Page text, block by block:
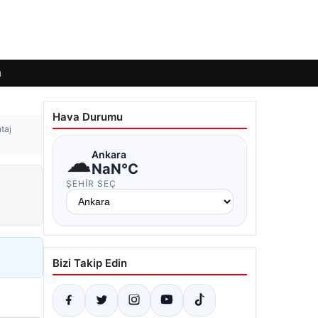
Hava Durumu
☁Ankara
NaN°C
ŞEHIR SEÇ
Bizi Takip Edin